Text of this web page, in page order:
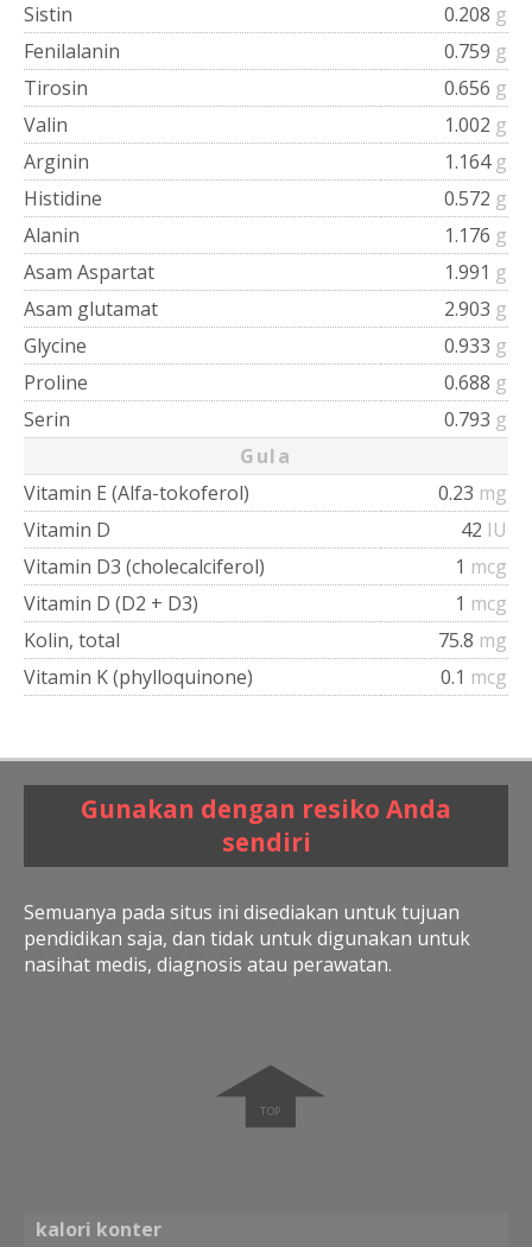
Sistin
0.208 g
Fenilalanin
0.759 g
Tirosin
0.656 g
Valin
1.002 g
Arginin
1.164 g
Histidine
0.572 g
Alanin
1.176 g
Asam Aspartat
1.991 g
Asam glutamat
2.903 g
Glycine
0.933 g
Proline
0.688 g
Serin
0.793 g
Gula
Vitamin E (Alfa-tokoferol)
0.23 mg
Vitamin D
42 IU
Vitamin D3 (cholecalciferol)
1 mcg
Vitamin D (D2 + D3)
1 mcg
Kolin, total
75.8 mg
Vitamin K (phylloquinone)
0.1 mcg
Gunakan dengan resiko Anda
sendiri
Semuanya pada situs ini disediakan untuk tujuan
pendidikan saja, dan tidak untuk digunakan untuk
nasihat medis, diagnosis atau perawatan.
➧
kalori konter